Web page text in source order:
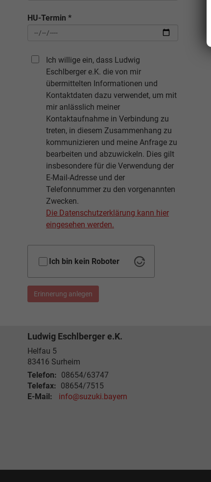
HU-Termin *
Ich willige ein, dass Ludwig
Eschlberger e.K. die von mir
übermittelten Informationen und
Kontaktdaten dazu verwendet, um mit
mir anlässlich meiner
Kontaktaufnahme in Verbindung zu
treten, in diesem Zusammenhang zu
kommunizieren und meine Anfrage zu
bearbeiten und abzuwickeln. Dies gilt
insbesondere für die Verwendung der
E-Mail-Adresse und der
Telefonnummer zu den vorgenannten
Zwecken.
Die Datenschutzerklärung kann hier
eingesehen werden.
Ich bin kein Roboter
Erinnerung anlegen
Ludwig Eschlberger e.K.
Helfau 5
83416 Surheim
Telefon: 08654/63747
Telefax: 08654/7515
E-Mail:
info@suzuki.bayern